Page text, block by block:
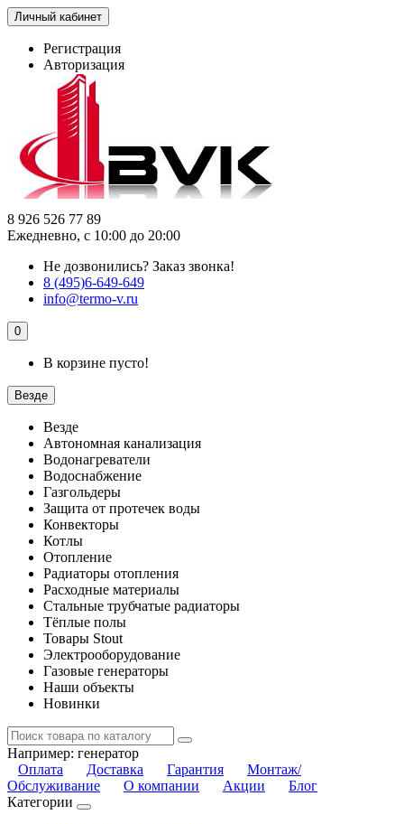
Личный кабинет
Регистрация
Авторизация
8 926 526 77 89
Ежедневно, с 10:00 до 20:00
Не дозвонились? Заказ звонка!
8 (495)6-649-649
info@termo-v.ru
0
В корзине пусто!
Везде
Везде
Автономная канализация
Водонагреватели
Водоснабжение
Газгольдеры
Защита от протечек воды
Конвекторы
Котлы
Отопление
Радиаторы отопления
Расходные материалы
Стальные трубчатые радиаторы
Тёплые полы
Товары Stout
Электрооборудование
Газовые генераторы
Наши объекты
Новинки
Например: генератор
Оплата
Доставка Гарантия
Монтаж/
Обслуживание
О компании Акции
Блог
Категории